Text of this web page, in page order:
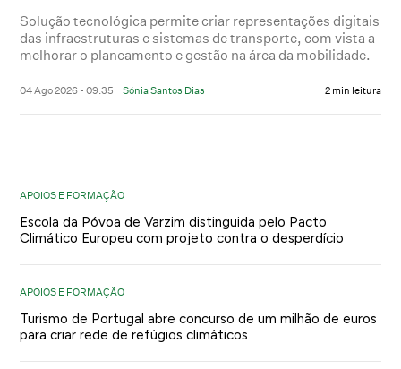
Solução tecnológica permite criar representações digitais
das infraestruturas e sistemas de transporte, com vista a
melhorar o planeamento e gestão na área da mobilidade.
04 Ago 2026 - 09:35 Sónia Santos Dias 2 min leitura
APOIOS E FORMAÇÃO
Escola da Póvoa de Varzim distinguida pelo Pacto
Climático Europeu com projeto contra o desperdício
APOIOS E FORMAÇÃO
Turismo de Portugal abre concurso de um milhão de euros
para criar rede de refúgios climáticos